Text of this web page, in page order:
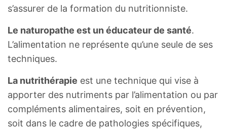
s’assurer de la formation du nutritionniste.
Le naturopathe est un éducateur de santé.
L’alimentation ne représente qu’une seule de ses
techniques.
La nutrithérapie est une technique qui vise à
apporter des nutriments par l’alimentation ou par
compléments alimentaires, soit en prévention,
soit dans le cadre de pathologies spécifiques,